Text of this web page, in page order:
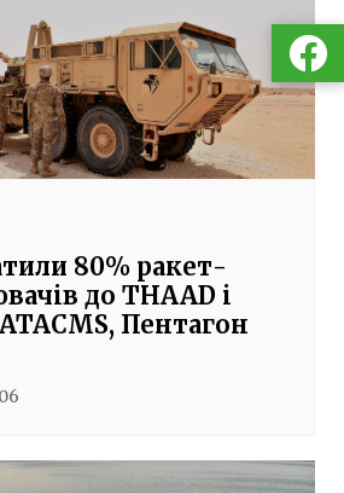
80% ракет-
до THAAD і
Пентагон